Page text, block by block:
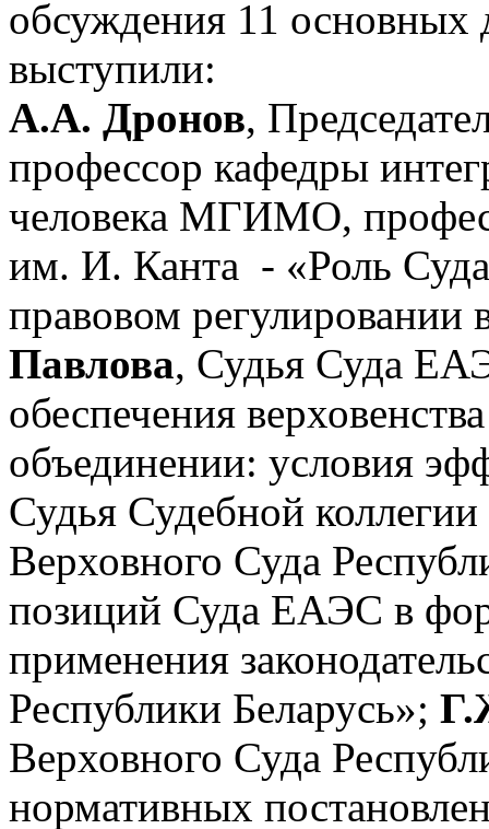
обсуждения 11 основных
выступили:
А.А. Дронов,
профессор кафедры
человека МГИМО,
им. И. Канта - «Роль
правовом
Павлова, Судья Суда
обеспечения
объединении: условия
Судья Судебной
Верховного Суда
позиций Суда ЕАЭС в
применения
Республики Беларусь»;
Верховного Суда
нормативных